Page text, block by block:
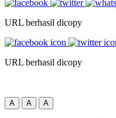
URL berhasil dicopy
URL berhasil dicopy
A A A